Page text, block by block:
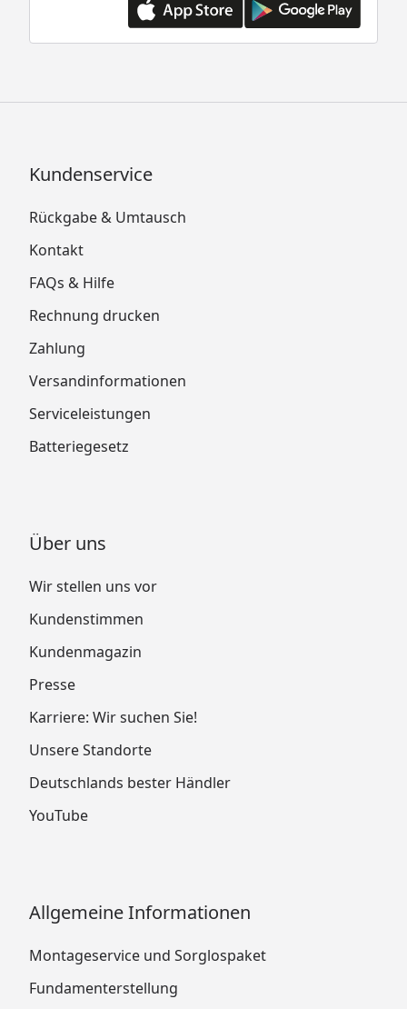
Kundenservice
Rückgabe & Umtausch
Kontakt
FAQs & Hilfe
Rechnung drucken
Zahlung
Versandinformationen
Serviceleistungen
Batteriegesetz
Über uns
Wir stellen uns vor
Kundenstimmen
Kundenmagazin
Presse
Karriere: Wir suchen Sie!
Unsere Standorte
Deutschlands bester Händler
YouTube
Allgemeine Informationen
Montageservice und Sorglospaket
Fundamenterstellung